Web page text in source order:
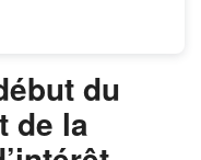
du
de la